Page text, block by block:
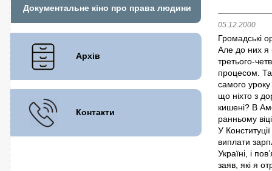
05.12.2000
Громадські
Але до них я
третього-
процесом.
самого
що ніхто з
кишені? В
ранньому
У
виплати
Україні, і
заяв, які я
Документальне кіно про права людини
Архів
Контакти